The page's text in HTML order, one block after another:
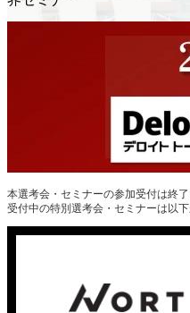
本選考会・セミナーの参加受付は終了
受付中の特別選考会・セミナーは以下